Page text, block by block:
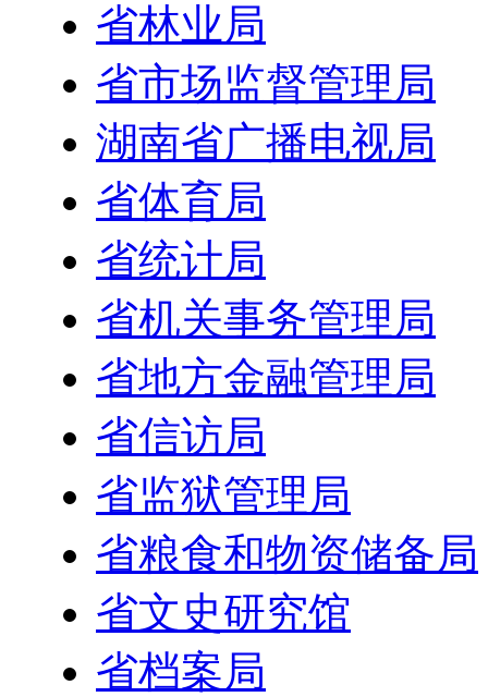
省林业局
省市场监督管理局
湖南省广播电视局
省体育局
省统计局
省机关事务管理局
省地方金融管理局
省信访局
省监狱管理局
省粮食和物资储备局
省文史研究馆
省档案局